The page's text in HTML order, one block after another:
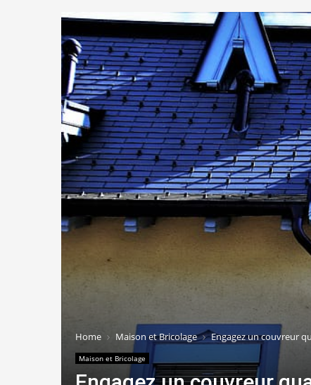
Home Maison et Bricolage Engagez un couvreur
Maison et Bricolage